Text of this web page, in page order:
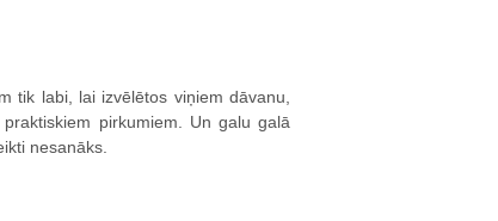
tik labi, lai izvēlētos viņiem dāvanu,
pirkumiem. Un galu galā
nesanāks.